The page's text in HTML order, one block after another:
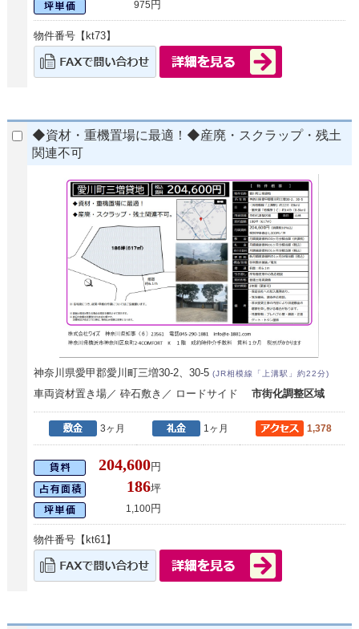
975 円
物件番号【kt73】
◆資材・重機置場に最適！◆産廃・スクラップ・残土
関連不可
神奈川県愛甲郡愛川町三増30-2、30-5(JR相模線「上溝駅」約22分)
車両資材置き場／ 砕石敷き／ ロードサイド市街化調整区域
3ヶ月 1ヶ月 1,378
204,600円
186坪
1,100円
物件番号【kt61】